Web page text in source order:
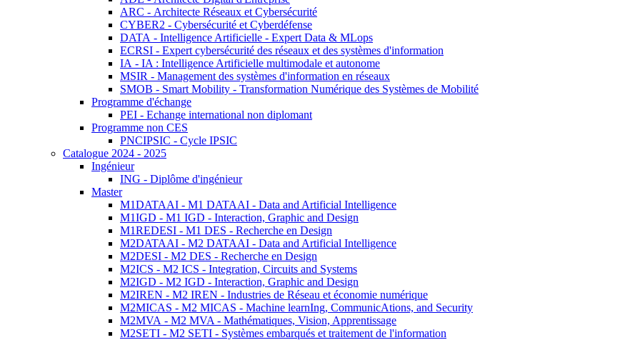
ARC - Architecte Réseaux et Cybersécurité
CYBER2 - Cybersécurité et Cyberdéfense
DATA - Intelligence Artificielle - Expert Data & MLops
ECRSI - Expert cybersécurité des réseaux et des systèmes d'information
IA - IA : Intelligence Artificielle multimodale et autonome
MSIR - Management des systèmes d'information en réseaux
SMOB - Smart Mobility - Transformation Numérique des Systèmes de Mobilité
Programme d'échange
PEI - Echange international non diplomant
Programme non CES
PNCIPSIC - Cycle IPSIC
Catalogue 2024 - 2025
Ingénieur
ING - Diplôme d'ingénieur
Master
M1DATAAI - M1 DATAAI - Data and Artificial Intelligence
M1IGD - M1 IGD - Interaction, Graphic and Design
M1REDESI - M1 DES - Recherche en Design
M2DATAAI - M2 DATAAI - Data and Artificial Intelligence
M2DESI - M2 DES - Recherche en Design
M2ICS - M2 ICS - Integration, Circuits and Systems
M2IGD - M2 IGD - Interaction, Graphic and Design
M2IREN - M2 IREN - Industries de Réseau et économie numérique
M2MICAS - M2 MICAS - Machine learnIng, CommunicAtions, and Security
M2MVA - M2 MVA - Mathématiques, Vision, Apprentissage
M2SETI - M2 SETI - Systèmes embarqués et traitement de l'information